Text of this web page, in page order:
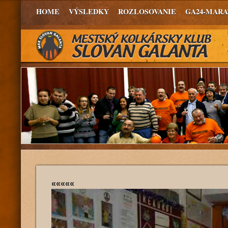
HOME VÝSLEDKY ROZLOSOVANIE GA24-
«««««